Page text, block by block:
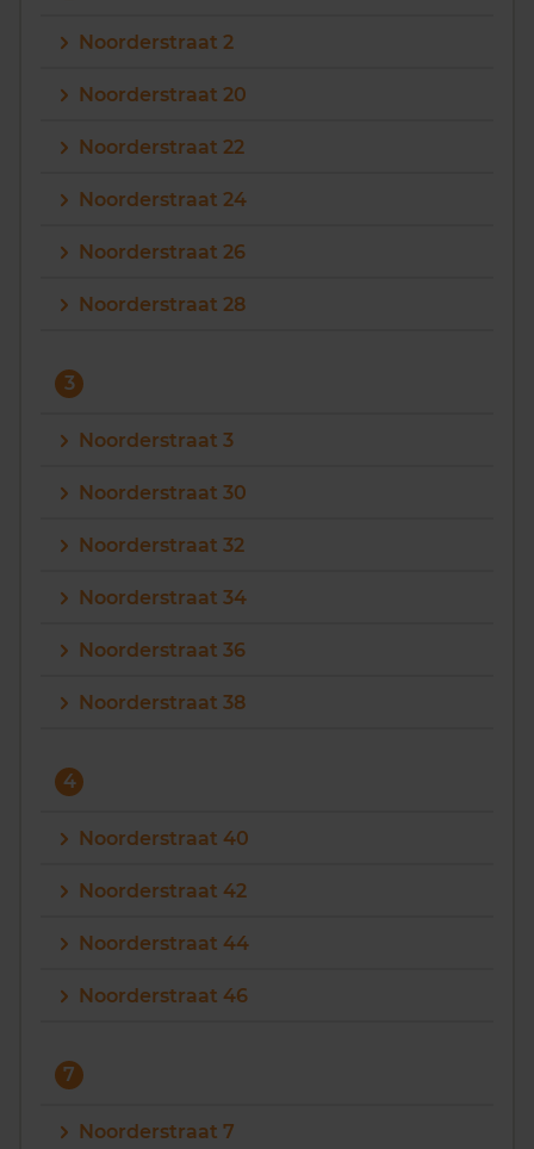
Noorderstraat 2
Noorderstraat 20
Noorderstraat 22
Noorderstraat 24
Noorderstraat 26
Noorderstraat 28
3
Noorderstraat 3
Noorderstraat 30
Noorderstraat 32
Noorderstraat 34
Noorderstraat 36
Noorderstraat 38
4
Noorderstraat 40
Noorderstraat 42
Noorderstraat 44
Noorderstraat 46
7
Noorderstraat 7